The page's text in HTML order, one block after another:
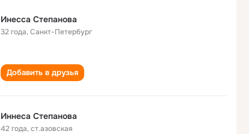
Инесса Степанова
32 года,Санкт-Петербург
Добавить в друзья
Иннеса Степанова
42 года,ст.азовская